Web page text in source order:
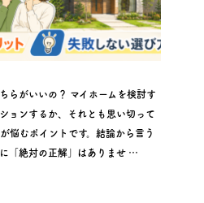
らがいいの？ マイホームを検討す
ョンするか、それとも思い切って
悩むポイントです。結論から言う
「絶対の正解」はありませ …
どちらがいい？メリット・デメリットと失敗